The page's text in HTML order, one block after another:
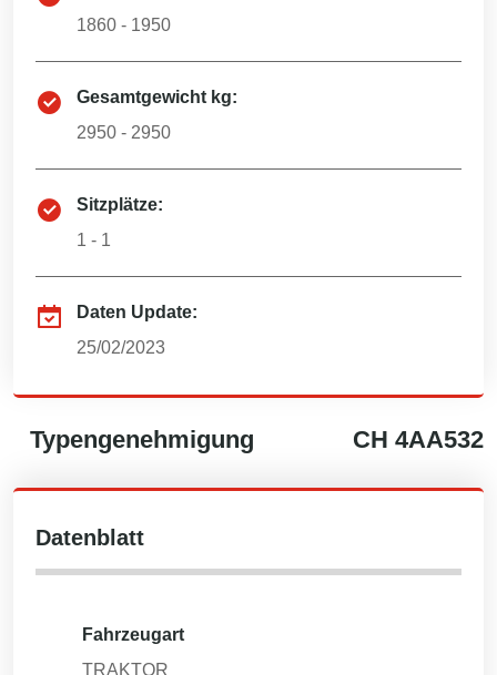
1860 - 1950
Gesamtgewicht kg:
2950 - 2950
Sitzplätze:
1 - 1
Daten Update:
25/02/2023
Typengenehmigung CH 4AA532
Datenblatt
Fahrzeugart
TRAKTOR